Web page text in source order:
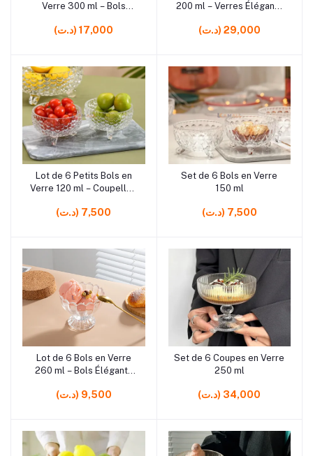
Verre 300 ml – Bols
Salades, Fruits et
(د.ت) 17,000
200 ml – Verres Élégants
et Boissons
(د.ت) 29,000
rrrrrr5
Ajouter au panier
Lot de 6 Petits Bols en
Verre 120 ml – Coupelles
Apéritif
(د.ت) 7,500
rrrrrr4
Ajouter au panier
Set de 6 Bols en Verre
150 ml
(د.ت) 7,500
rrrrrr5
Ajouter au panier
Lot de 6 Bols en Verre
260 ml – Bols Élégants
de Table
(د.ت) 9,500
rrrrrr5
Ajouter au panier
Set de 6 Coupes en Verre
250 ml
(د.ت) 34,000